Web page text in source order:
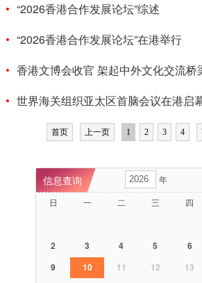
年
日
一 二 三 四
2
3 4 5 6
9
10 11 12 13
“2026香港合作发展论坛”综述
“2026香港合作发展论坛”在港举行
香港文博会收官 架起中外文化交流桥
世界海关组织亚太区首脑会议在港启
首页 上一页 1 2 3 4